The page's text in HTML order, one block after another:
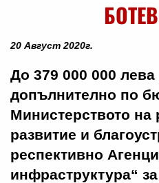
20 Август 2020г.
До 379 000 000 лева
допълнително по
Министерството на
развитие и
респективно
инфраструктура“